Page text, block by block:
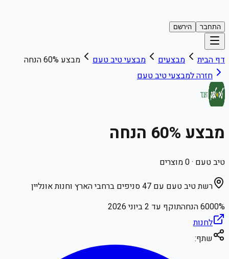
התחבר הירשם
דף הבית מבצעים מבצעיטיב טעם
מבצע 60% הנחה
חזרה למבצעיטיב טעם
מבצע 60% הנחה
טיב טעם ·
0מוצרים
רשת טיב טעם עם 47 סניפים ברחבי הארץ וחנות אונליין
6000% הנחה תוקף עד 2 ביוני 2026
לחנות
שתף: